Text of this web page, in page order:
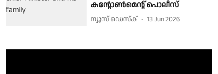
കൻ്റോൺമെൻ്റ് പൊലീസ്
ന്യൂസ് ഡെസ്ക് 13 Jun 2026